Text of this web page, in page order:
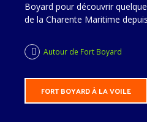
Boyard pour découvrir
de la Charente Maritime
Autour de Fort Boyard
FORT BOYARD À LA VOILE